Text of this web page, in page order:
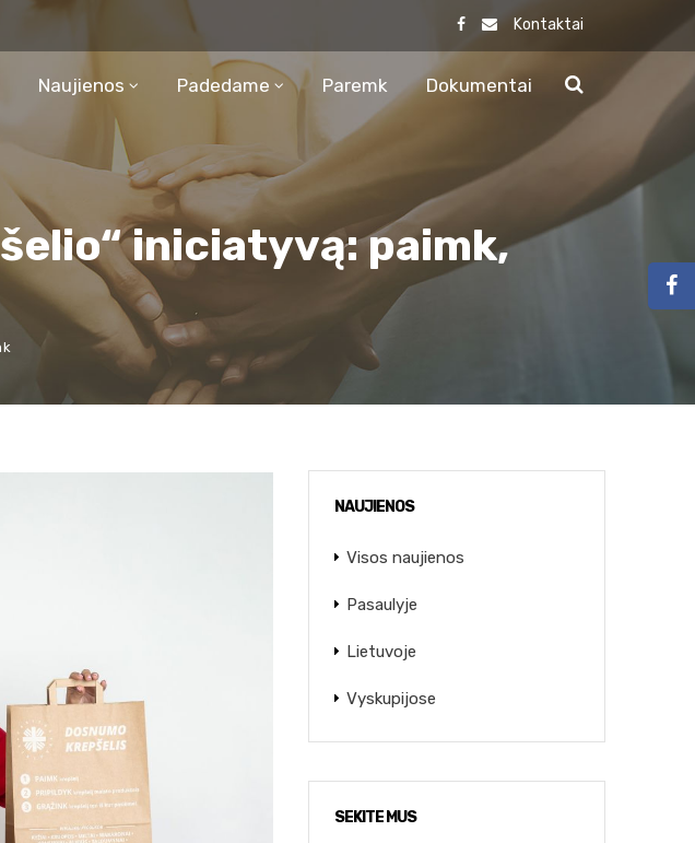
Kontaktai
Naujienos Padedame Paremk Dokumentai
iniciatyvą: paimk,
NAUJIENOS
Visos naujienos
Pasaulyje
Lietuvoje
Vyskupijose
SEKITE MUS